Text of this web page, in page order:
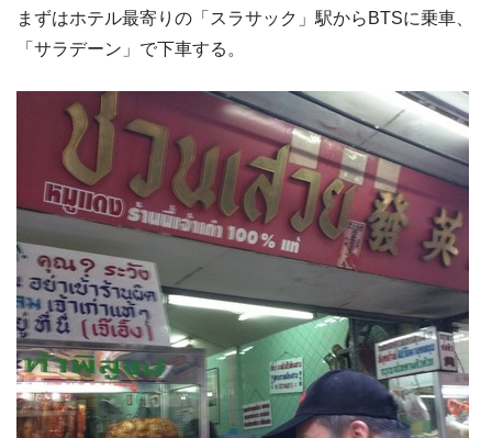
まずはホテル最寄りの「スラサック」駅からBTSに乗車、
「サラデーン」で下車する。